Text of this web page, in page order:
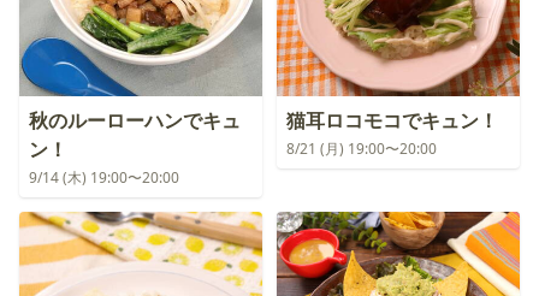
秋のルーローハンでキュ
ン！
9/14 (木) 19:00〜20:00
猫耳ロコモコでキュン！
8/21 (月) 19:00〜20:00